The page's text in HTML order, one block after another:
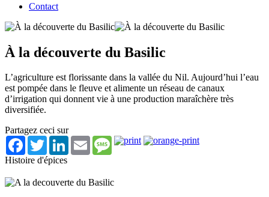
Contact
À la découverte du Basilic
L’agriculture est florissante dans la vallée du Nil. Aujourd’hui l’eau
est pompée dans le fleuve et alimente un réseau de canaux
d’irrigation qui donnent vie à une production maraîchère très
diversifiée.
Partagez ceci sur
Facebook
TwitterLinkedInEmail Message
Histoire d'épices